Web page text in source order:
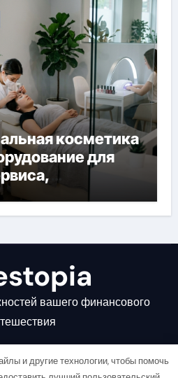
косметика
для
ресниц и
вашего финансового
и другие технологии, чтобы помочь